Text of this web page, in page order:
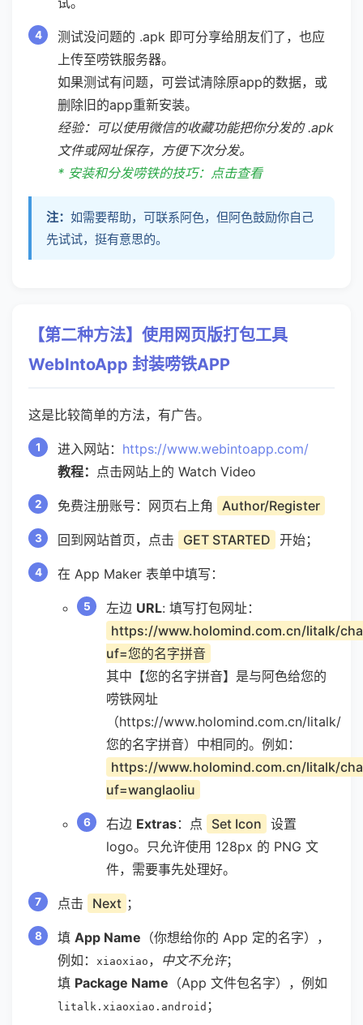
测试没问题的 .apk 即可分享给朋友们了，也应
上传至唠铁服务器。
如果测试有问题，可尝试清除原app的数据，或
删除旧的app重新安装。
经验：可以使用微信的收藏功能把你分发的 .apk
文件或网址保存，方便下次分发。
* 安装和分发唠铁的技巧：点击查看
注： 如需要帮助，可联系阿色，但阿色鼓励你自己
先试试，挺有意思的。
【第二种方法】使用网页版打包工具
WebIntoApp 封装唠铁APP
这是比较简单的方法，有广告。
进入网站： https://www.webintoapp.com/
教程： 点击网站上的 Watch Video
免费注册账号：网页右上角 Author/Register
回到网站首页，点击 GET STARTED 开始；
在 App Maker 表单中填写：
左边 URL: 填写打包网址：
https://www.holomind.com.cn/litalk/
uf=您的名字拼音
其中【您的名字拼音】是与阿色给您的
唠铁网址
（https://www.holomind.com.cn/litalk/
您的名字拼音）中相同的。例如：
https://www.holomind.com.cn/litalk/
uf=wanglaoliu
右边 Extras：点 Set Icon 设置
logo。只允许使用 128px 的 PNG 文
件，需要事先处理好。
点击 Next ；
填 App Name （你想给你的 App 定的名字），
例如：
xiaoxiao ， 中文不允许；
填 Package Name （App 文件包名字），例如
litalk.xiaoxiao.android ；